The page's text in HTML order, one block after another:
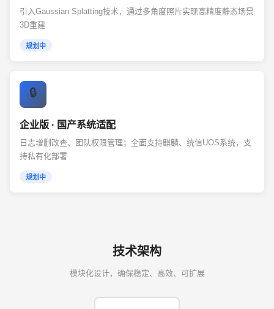
引入Gaussian Splatting技术，通过多角度照片实现高精度静态场景
3D重建
规划中
🔒
企业版 · 国产系统适配
日志增删改查、团队权限管理；全面支持麒麟、统信UOS系统，支
持私有化部署
规划中
技术架构
模块化设计，确保稳定、高效、可扩展